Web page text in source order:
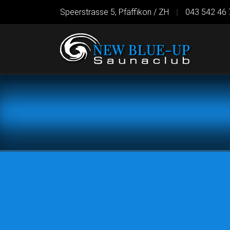
Speerstrasse 5, Pfäffikon / ZH | 043 542 46